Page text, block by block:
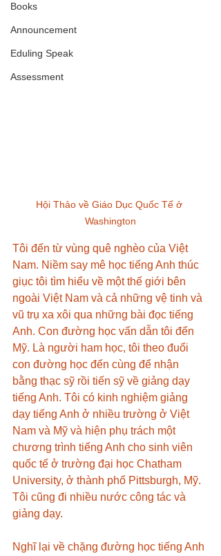
Books
Announcement
Eduling Speak
Assessment
Hội Thảo về Giáo Dục Quốc Tế ở
Washington
Tôi đến từ vùng quê nghèo của Việt
Nam. Niềm say mê học tiếng Anh thúc
giục tôi tìm hiểu về một thế giới bên
ngoài Việt Nam và cả những vệ tinh và
vũ trụ xa xôi qua những bài đọc tiếng
Anh. Con đường học vấn dẫn tôi đến
Mỹ. Là người ham học, tôi theo đuổi
con đường học đến cùng để nhận
bằng thạc sỹ rồi tiến sỹ về giảng dạy
tiếng Anh. Tôi có kinh nghiệm giảng
dạy tiếng Anh ở nhiều trường ở Việt
Nam và Mỹ và hiện phụ trách một
chương trình tiếng Anh cho sinh viên
quốc tế ở trường đại học Chatham
University, ở thành phố Pittsburgh, Mỹ.
Tôi cũng đi nhiều nước công tác và
giảng dạy.
Nghĩ lại về chặng đường học tiếng Anh